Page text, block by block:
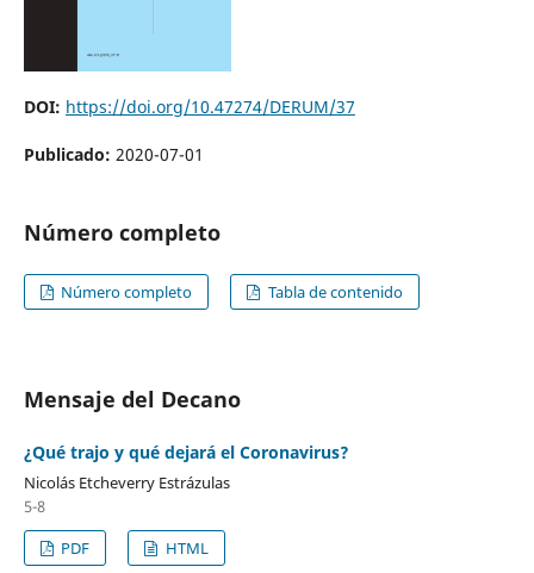
DOI: https://doi.org/10.47274/DERUM/37
Publicado: 2020-07-01
Número completo
Número completo Tabla de contenido
Mensaje del Decano
¿Qué trajo y qué dejará el Coronavirus?
Nicolás Etcheverry Estrázulas
5-8
PDF
HTML